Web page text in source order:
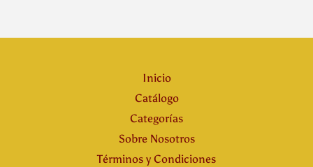
Inicio
Catálogo
Categorías
Sobre Nosotros
Términos y Condiciones